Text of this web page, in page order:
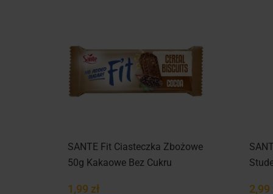
SANTE Fit Ciasteczka Zbożowe
50g Kakaowe Bez Cukru
1,99 zł 2,99